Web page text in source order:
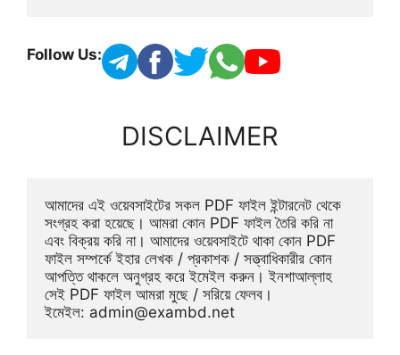
Follow Us:
DISCLAIMER
আমাদের এই ওয়েবসাইটের সকল PDF ফাইল ইন্টারনেট থেকে
সংগ্রহ করা হয়েছে। আমরা কোন PDF ফাইল তৈরি করি না
এবং বিক্রয় করি না। আমাদের ওয়েবসাইটে থাকা কোন PDF
ফাইল সম্পর্কে ইহার লেখক / প্রকাশক / সত্ত্বাধিকারীর কোন
আপত্তি থাকলে অনুগ্রহ করে ইমেইল করুন। ইনশাআল্লাহ
সেই PDF ফাইল আমরা মুছে / সরিয়ে ফেলব।
ইমেইল: admin@exambd.net